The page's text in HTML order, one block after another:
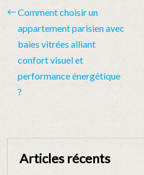
Comment choisir un
appartement parisien avec
baies vitrées alliant
confort visuel et
performance énergétique
?
Articles récents